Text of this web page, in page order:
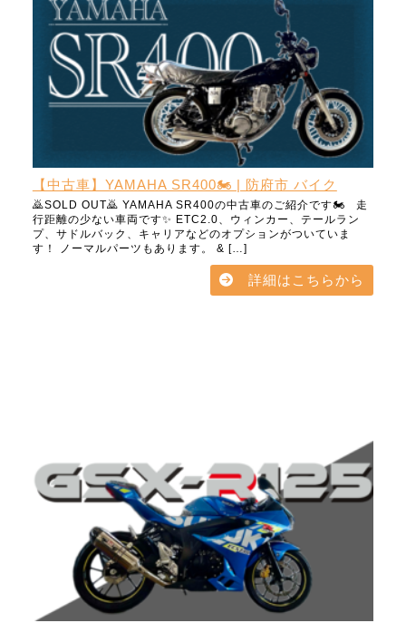
【中古車】YAMAHA SR400🏍️ | 防府市 バイク
🙇SOLD OUT🙇 YAMAHA SR400の中古車のご紹介です🏍️ 走
行距離の少ない車両です✨ ETC2.0、ウィンカー、テールラン
プ、サドルバック、キャリアなどのオプションがついていま
す！ ノーマルパーツもあります。 & […]
詳細はこちらから